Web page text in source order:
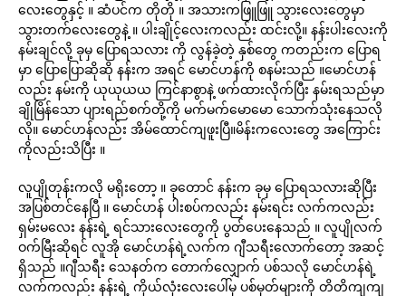
လေးတွေနှင့် ။ ဆံပင်က တိုတို ။ အသားကဖြူဖြူ သွားလေးတွေမှာ
သွားတက်လေးတွေနဲ့ ။ ပါးချိုင့်လေးကလည်း ထင်းလို့။ နန်းပါးလေးကို
နမ်းချင်လို့ ခုမှ ပြောရသလား ကို လွန်ခဲ့တဲ့ နှစ်တွေ ကတည်းက ပြောရ
မှာ ပြောပြောဆိုဆို နန်းက အရင် မောင်ဟန်ကို စနမ်းသည် ။မောင်ဟန်
လည်း နမ်းကို ယုယုယယ ကြင်နာစွာနဲ့ ဖက်ထားလိုက်ပြီး နမ်းရသည်မှာ
ချိုမြိန်သော ပျားရည်စက်တို့ကို မက်မက်မောမော သောက်သုံးနေသလို
လို။ မောင်ဟန်လည်း အိမ်ထောင်ကျဖူးပြီ။မိန်းကလေးတွေ အကြောင်း
ကိုလည်းသိပြီး ။
လူပျိုတုန်းကလို မရိုးတော့ ။ ခုတောင် နန်းက ခုမှ ပြောရသလားဆိုပြီး
အပြစ်တင်နေပြီ ။ မောင်ဟန် ပါးစပ်ကလည်း နမ်းရင်း လက်ကလည်း
ရှမ်းမလေး နန်းရဲ့ ရင်သားလေးတွေကို ပွတ်ပေးနေသည် ။ လူပျိုလက်
ဝက်မြီးဆိုရင် လူအို မောင်ဟန်ရဲ့လက်က ဂျီသရီးလောက်တော့ အဆင့်
ရှိသည် ။ဂျီသရီး သေနတ်က တောက်လျှောက် ပစ်သလို မောင်ဟန်ရဲ့
လက်ကလည်း နန်းရဲ့ ကိုယ်လုံးလေးပေါ်မှ ပစ်မှတ်များကို တိတိကျကျ